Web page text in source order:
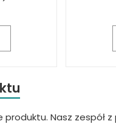
Nasz zespół